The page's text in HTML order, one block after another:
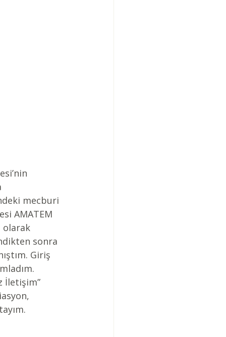
mecburi
AMATEM
olarak
sonra
Giriş
İletişim”